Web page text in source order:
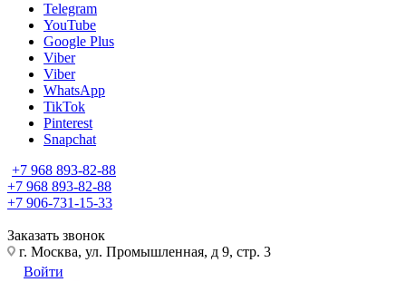
Telegram
YouTube
Google Plus
Viber
Viber
WhatsApp
TikTok
Pinterest
Snapchat
+7 968 893-82-88
+7 968 893-82-88
+7 906-731-15-33
Заказать звонок
г. Москва, ул. Промышленная, д 9, стр. 3
Войти